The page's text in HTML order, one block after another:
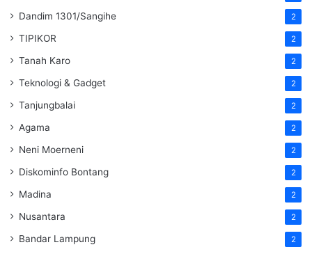
Dandim 1301/Sangihe 2
TIPIKOR 2
Tanah Karo 2
Teknologi & Gadget 2
Tanjungbalai 2
Agama 2
Neni Moerneni 2
Diskominfo Bontang 2
Madina 2
Nusantara 2
Bandar Lampung 2